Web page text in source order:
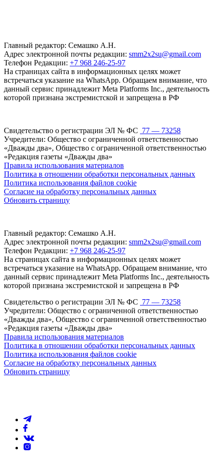
Главный редактор: Семашко А.Н.
Адрес электронной почты редакции: smm2x2su@gmail.com
Телефон Редакции: +7 968 246-25-97
На страницах сайта в информационных целях может
встречаться указание на WhatsApp. Обращаем внимание, что
данный сервис принадлежит Meta Platforms Inc., деятельность
которой признана экстремистской и запрещена в РФ
Свидетельство о регистрации ЭЛ № ФС 77 — 73258
Учредители: Общество с ограниченной ответственностью
«Дважды два», Общество с ограниченной ответственностью
«Редакция газеты «Дважды два»
Правила использования материалов
Политика в отношении обработки персональных данных
Политика использования файлов cookie
Согласие на обработку персональных данных
Обновить страницу
Главный редактор: Семашко А.Н.
Адрес электронной почты редакции: smm2x2su@gmail.com
Телефон Редакции: +7 968 246-25-97
На страницах сайта в информационных целях может
встречаться указание на WhatsApp. Обращаем внимание, что
данный сервис принадлежит Meta Platforms Inc., деятельность
которой признана экстремистской и запрещена в РФ
Свидетельство о регистрации ЭЛ № ФС 77 — 73258
Учредители: Общество с ограниченной ответственностью
«Дважды два», Общество с ограниченной ответственностью
«Редакция газеты «Дважды два»
Правила использования материалов
Политика в отношении обработки персональных данных
Политика использования файлов cookie
Согласие на обработку персональных данных
Обновить страницу